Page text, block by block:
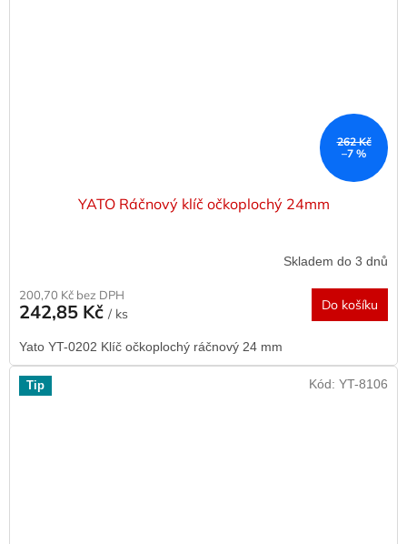
262 Kč
–7 %
YATO Ráčnový klíč očkoplochý 24mm
Skladem do 3 dnů
200,70 Kč bez DPH
242,85 Kč / ks
Do košíku
Yato YT-0202 Klíč očkoplochý ráčnový 24 mm
Tip Kód: YT-8106